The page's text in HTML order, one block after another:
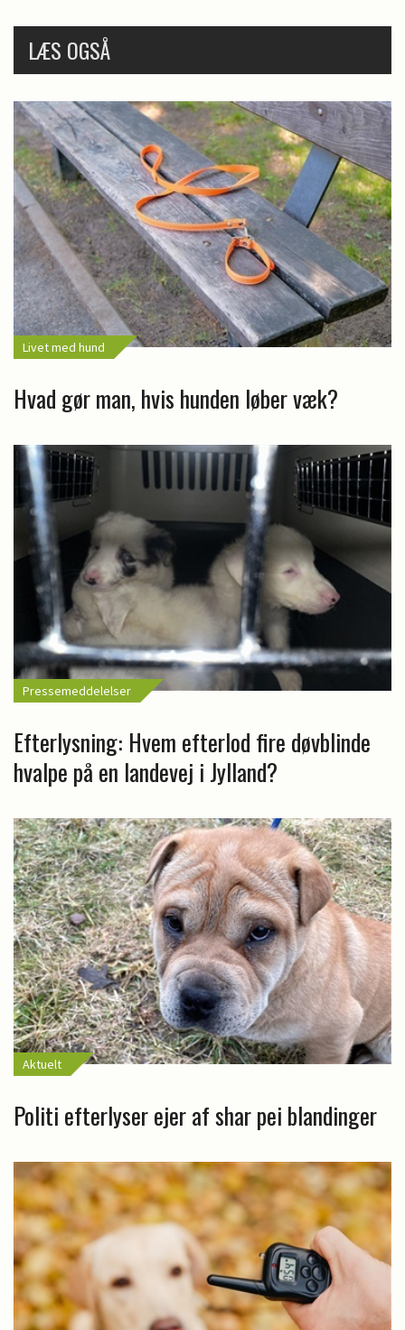
LÆS OGSÅ
Livet med hund
Hvad gør man, hvis hunden løber væk?
Pressemeddelelser
Efterlysning: Hvem efterlod fire døvblinde
hvalpe på en landevej i Jylland?
Aktuelt
Politi efterlyser ejer af shar pei blandinger